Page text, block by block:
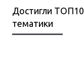
Достигли
тематики